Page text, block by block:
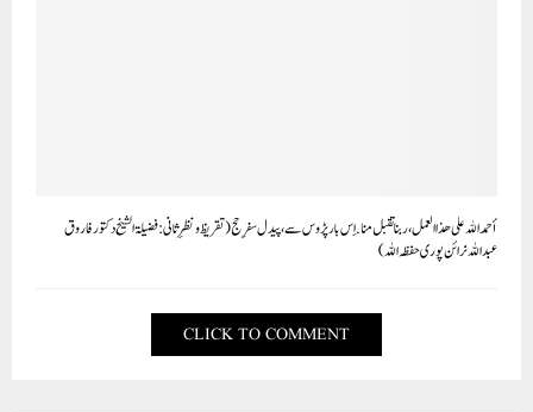
أحمد الله على هذا العمل، ربنا تقبل منا. اِس بار پڑوس سے، پیدل سفرِ حج (تقریظ و نظرِ ثانی: فضیلۃ الشیخ دکتور فاروق
عبداللہ نرائن پوری حفظہ اللہ)
CLICK TO COMMENT